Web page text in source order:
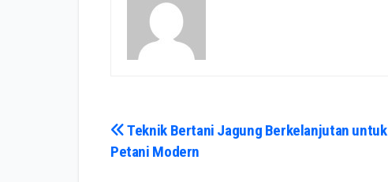
Navigasi
Teknik Bertani Jagung Berkelanjutan untuk
Petani Modern